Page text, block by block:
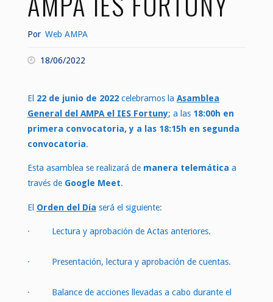
Por Web AMPA
18/06/2022
El 22 de junio de 2022celebramos la Asamblea
General del AMPA el IES Fortuny; a las 18:00h en
primera convocatoria, y a las 18:15h en segunda
convocatoria.
Esta asamblea se realizará de manera telemática a
través de Google Meet.
El Orden del Día será el siguiente:
· Lectura y aprobación de Actas anteriores.
· Presentación, lectura y aprobación de cuentas.
· Balance de acciones llevadas a cabo durante el